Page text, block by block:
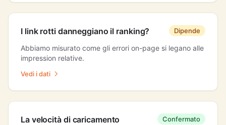
I link rotti danneggiano il ranking? Dipende
Abbiamo misurato come gli errori on-page si legano alle
impression relative.
Vedi i dati
La velocità di caricamento
Confermato